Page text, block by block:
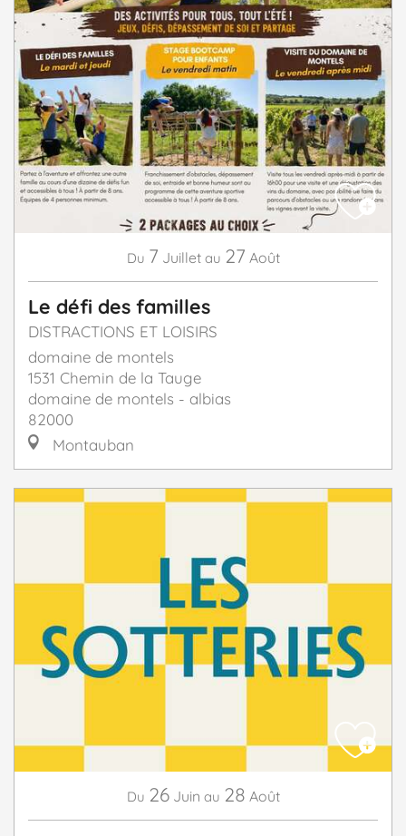
Du 7 Juillet au 27 Août
Le défi des familles
DISTRACTIONS ET LOISIRS
domaine de montels
1531 Chemin de la Tauge
domaine de montels - albias
82000
Montauban
Du 26 Juin au 28 Août